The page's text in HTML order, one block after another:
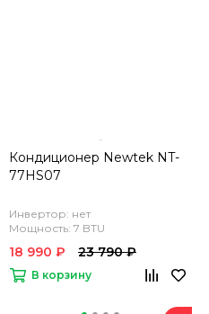
Кондиционер Newtek NT-
77HS07
Инвертор: нет
Мощность: 7 BTU
18 990 ₽ 23 790 ₽
В корзину